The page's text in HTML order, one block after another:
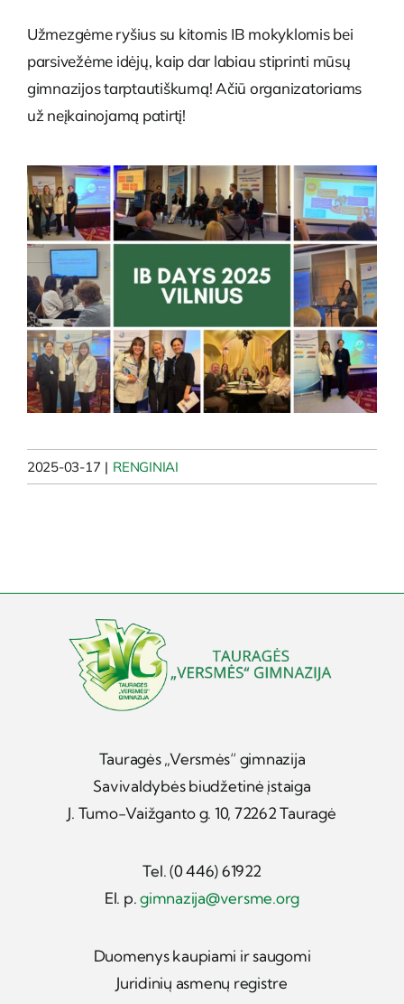
Užmezgėme ryšius su kitomis IB mokyklomis bei
parsivežėme idėjų, kaip dar labiau stiprinti mūsų
gimnazijos tarptautiškumą! Ačiū organizatoriams
už neįkainojamą patirtį!
2025-03-17 | RENGINIAI
Tauragės „Versmės“ gimnazija
Savivaldybės biudžetinė įstaiga
J. Tumo-Vaižganto g. 10, 72262 Tauragė
Tel. (0 446) 61922
El. p.gimnazija@versme.org
Duomenys kaupiami ir saugomi
Juridinių asmenų registre